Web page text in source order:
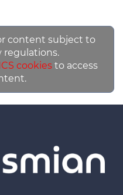
content subject to
regulations.
cookiesto access